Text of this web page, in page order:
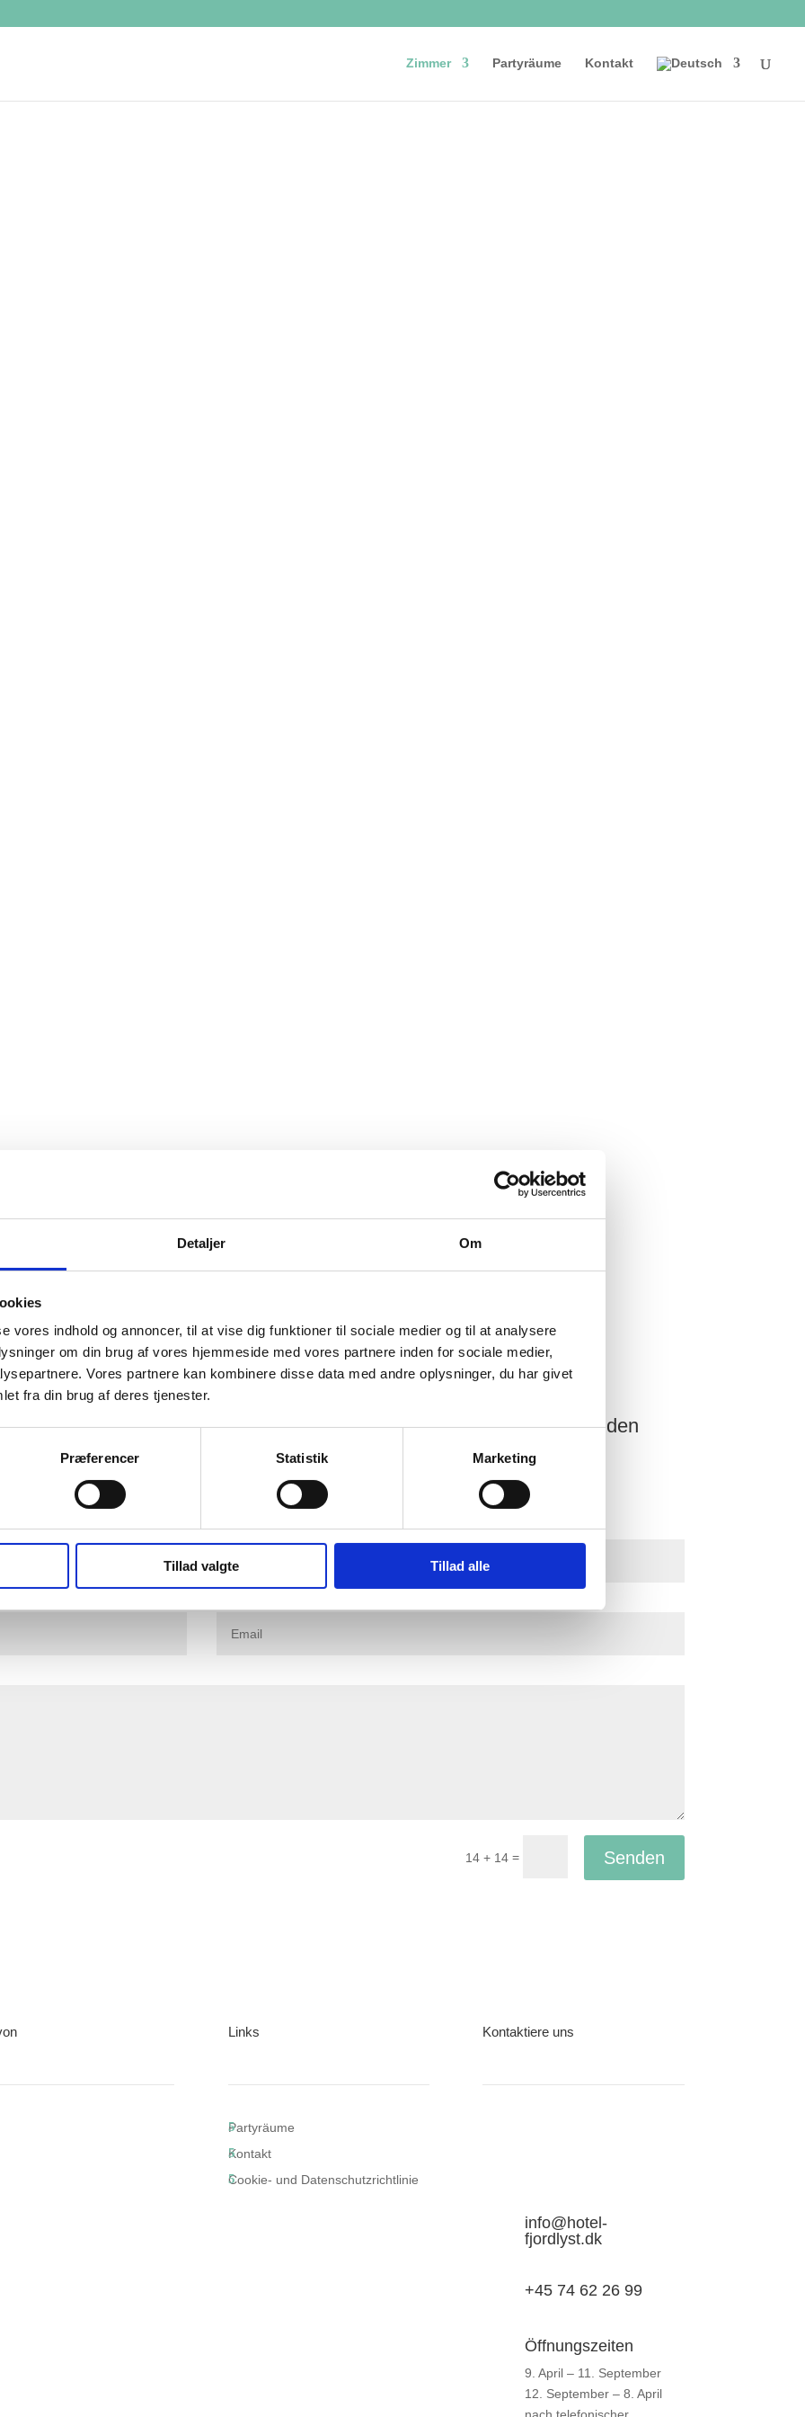
Detaljer Om
vores indhold og annoncer, til at vise dig funktioner til sociale medier og til at analysere
om din brug af vores hjemmeside med vores partnere inden for sociale medier,
Vores partnere kan kombinere disse data med andre oplysninger, du har givet
fra din brug af deres tjenester.
Præferencer Statistik Marketing
Tillad valgte Tillad alle
Zimmer Partyräume Kontakt
Sie mehr über unser Hotel
Formular, um mehr darüber zu erfahren, was wir Ihnen an spannenden
Veranstaltungen bieten können
14 + 14= Senden
Links
Partyräume
Kontakt
Cookie- und Datenschutzrichtlinie
Kontaktiere uns
info@hotel-
fjordlyst.dk
+45 74 62 26 99
Öffnungszeiten
9. April – 11. September
12. September – 8. April